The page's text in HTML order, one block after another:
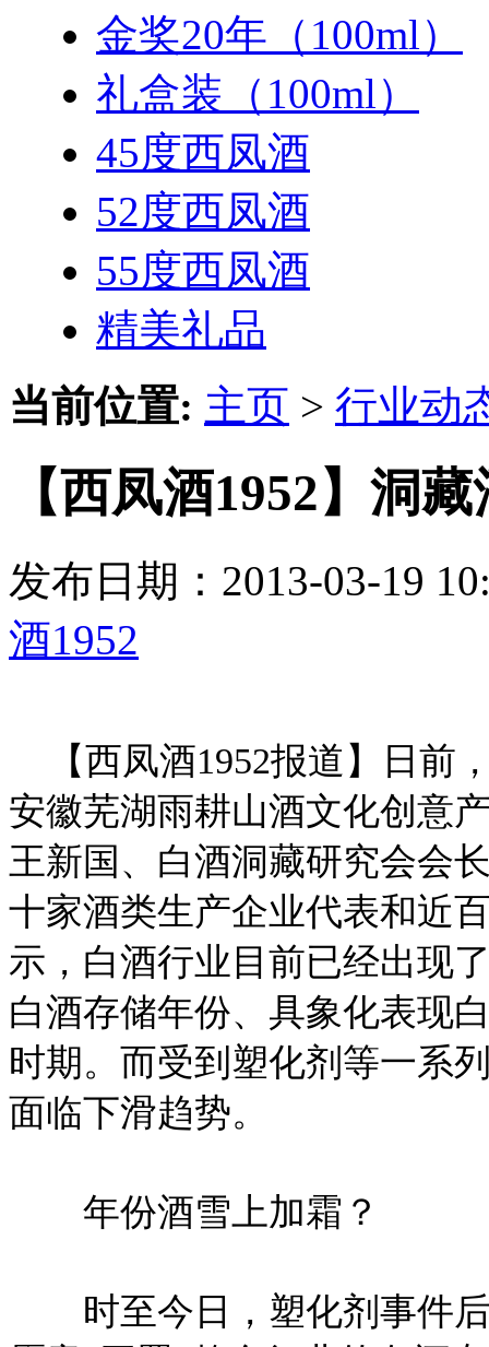
金奖20年（100ml）
礼盒装（100ml）
45度西凤酒
52度西凤酒
55度西凤酒
精美礼品
当前位置: 主页 > 行业动
【西凤酒1952】洞
发布日期：2013-03-19
酒1952
【西凤酒1952报道】日前
安徽芜湖雨耕山酒文化创意
王新国、白酒洞藏研究会会
十家酒类生产企业代表和近
示，白酒行业目前已经出现
白酒存储年份、具象化表现
时期。而受到塑化剂等一系
面临下滑趋势。
年份酒雪上加霜？
时至今日，塑化剂事件后